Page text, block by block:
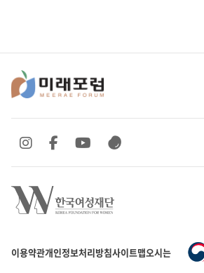
이용약관개인정보처리방침사이트맵오시는 길
SNS 바로가기
SNS 바로가기SNS 바로가기
SNS 바로가기